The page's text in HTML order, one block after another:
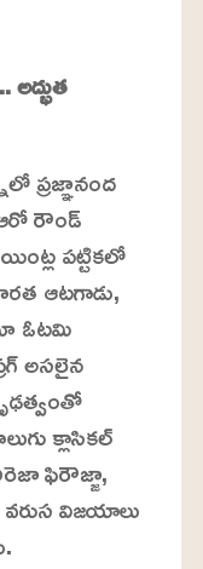
ప్రజ్ఞానంద
రౌండ్
పట్టికలో
ఆటగాడు,
ఓటమి
అసలైన
క్లాసికల్
ఫిరౌజ్జా,
విజయాలు